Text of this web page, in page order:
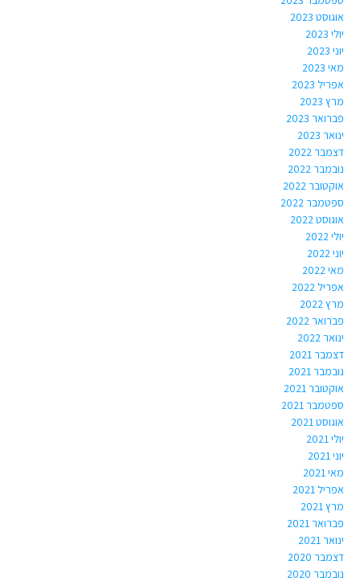
אוגוסט 2023
יולי 2023
יוני 2023
מאי 2023
אפריל 2023
מרץ 2023
פברואר 2023
ינואר 2023
דצמבר 2022
נובמבר 2022
אוקטובר 2022
ספטמבר 2022
אוגוסט 2022
יולי 2022
יוני 2022
מאי 2022
אפריל 2022
מרץ 2022
פברואר 2022
ינואר 2022
דצמבר 2021
נובמבר 2021
אוקטובר 2021
ספטמבר 2021
אוגוסט 2021
יולי 2021
יוני 2021
מאי 2021
אפריל 2021
מרץ 2021
פברואר 2021
ינואר 2021
דצמבר 2020
נובמבר 2020